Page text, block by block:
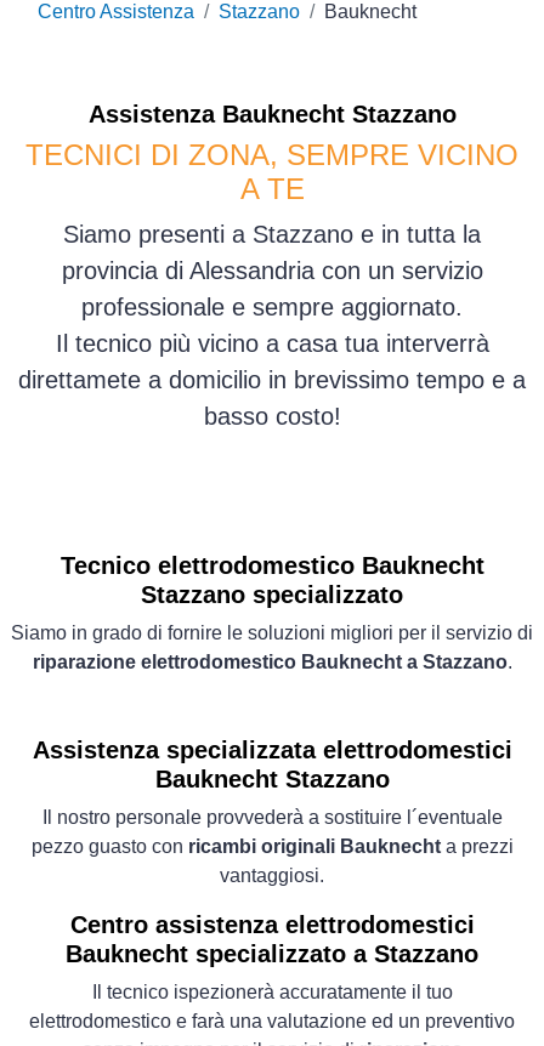
Centro Assistenza Stazzano Bauknecht
Assistenza BauknechtStazzano
TECNICI DI ZONA, SEMPRE VICINO
A TE
Siamo presenti a Stazzano e in tutta la
provincia di Alessandria con un servizio
professionale e sempre aggiornato.
Il tecnico più vicino a casa tua interverrà
direttamete a domicilio in brevissimo tempo e a
basso costo!
Tecnico elettrodomestico Bauknecht
Stazzano specializzato
Siamo in grado di fornire le soluzioni migliori per il servizio di
riparazione elettrodomestico Bauknecht a Stazzano.
Assistenza specializzata elettrodomestici
Bauknecht Stazzano
Il nostro personale provvederà a sostituire l´eventuale
pezzo guasto con ricambi originali Bauknechta prezzi
vantaggiosi.
Centro assistenza elettrodomestici
Bauknecht specializzato a Stazzano
Il tecnico ispezionerà accuratamente il tuo
elettrodomestico e farà una valutazione ed un preventivo